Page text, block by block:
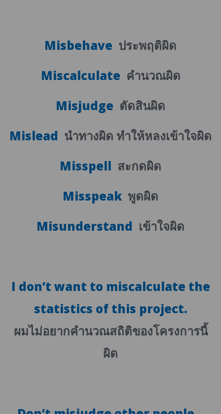
Misbehave ประพฤติผิด
Miscalculate คำนวณผิด
Misjudge ตัดสินผิด
Mislead นำทางผิด ทำให้หลงเข้าใจผิด
Misspell สะกดผิด
Misspeak พูดผิด
Misunderstand เข้าใจผิด
I don’t want to miscalculate the
statistics of this project.
ผมไม่อยากคำนวณสถิติของโครงการนี้
ผิด